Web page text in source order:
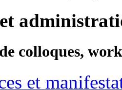
colloques,
et